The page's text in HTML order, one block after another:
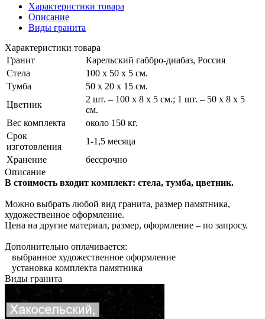
Характеристики товара
Описание
Виды гранита
Характеристики товара
Гранит
Карельский габбро-диабаз, Россия
Стела
100 х 50 х 5 см.
Тумба
50 х 20 х 15 см.
Цветник
2 шт. – 100 х 8 х 5 см.; 1 шт. – 50 х 8 х 5
см.
Вес комплекта
около 150 кг.
Срок
изготовления
1-1,5 месяца
Хранение
бессрочно
Описание
В стоимость входит комплект: стела, тумба, цветник.
Можно выбрать любой вид гранита, размер памятника,
художественное оформление.
Цена на другие материал, размер, оформление – по запросу.
Дополнительно оплачивается:
выбранное художественное оформление
установка комплекта памятника
Виды гранита